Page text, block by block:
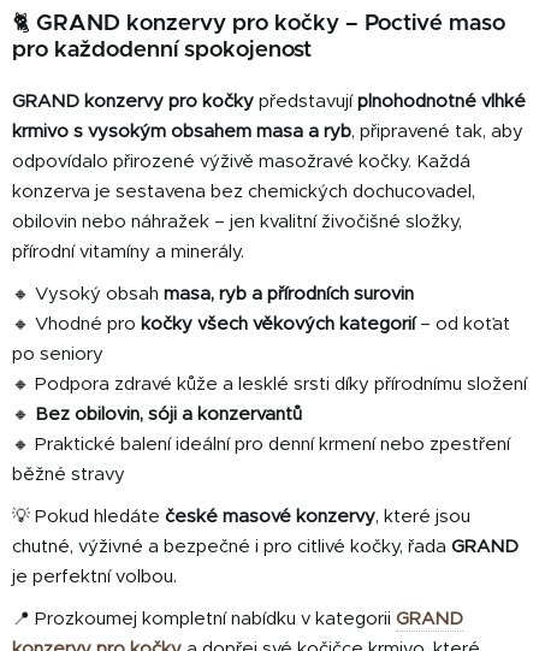
l
á
a
c
í
p
r
y
v
p
i
s
u
🐈 GRAND konzervy pro kočky – Poctivé maso
pro každodenní spokojenost
GRAND konzervy pro kočky představují plnohodnotné vlhké
krmivo s vysokým obsahem masa a ryb, připravené tak, aby
odpovídalo přirozené výživě masožravé kočky. Každá
konzerva je sestavena bez chemických dochucovadel,
obilovin nebo náhražek – jen kvalitní živočišné složky,
přírodní vitamíny a minerály.
🔸 Vysoký obsah masa, ryb a přírodních surovin
🔸 Vhodné pro kočky všech věkových kategorií– od koťat
po seniory
🔸 Podpora zdravé kůže a lesklé srsti díky přírodnímu složení
🔸 Bez obilovin, sóji a konzervantů
🔸 Praktické balení ideální pro denní krmení nebo zpestření
běžné stravy
💡 Pokud hledáte české masové konzervy, které jsou
chutné, výživné a bezpečné i pro citlivé kočky, řada GRAND
je perfektní volbou.
📍 Prozkoumej kompletní nabídku v kategorii GRAND